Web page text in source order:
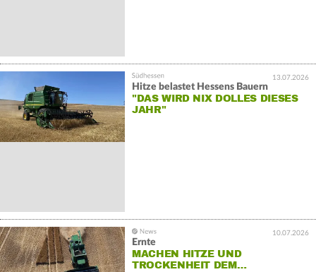
13.07.2026
Hitze belastet Hessens Bauern
"DAS WIRD NIX DOLLES DIESES
JAHR"
10.07.2026
Ernte
MACHEN HITZE UND
TROCKENHEIT DEM…